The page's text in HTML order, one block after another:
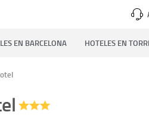
EN BARCELONA HOTELES EN